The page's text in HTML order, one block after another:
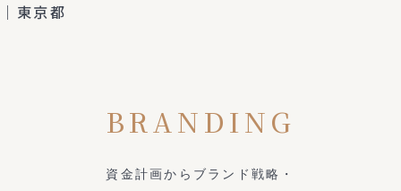
｜東京都
BRANDING
資金計画からブランド戦略・